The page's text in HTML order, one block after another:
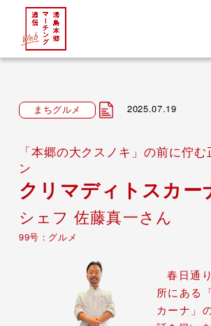
まちグルメ 2025.07.19
「本郷の大クスノキ」の前に佇
ン
クリマディトスカー
シェフ 佐藤真一さん
99号：グルメ
春日通
所にある
カーナ」